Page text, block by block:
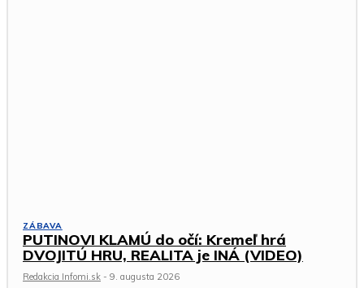
ZÁBAVA
PUTINOVI KLAMÚ do očí: Kremeľ hrá
DVOJITÚ HRU, REALITA je INÁ (VIDEO)
Redakcia Infomi.sk - 9. augusta 2026